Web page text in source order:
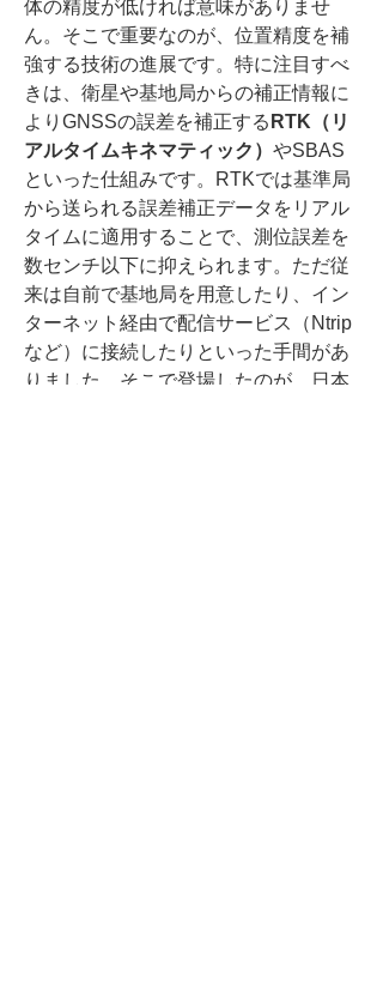
体の精度が低ければ意味がありませ
ん。そこで重要なのが、位置精度を補
強する技術の進展です。特に注目すべ
きは、衛星や基地局からの補正情報に
よりGNSSの誤差を補正する RTK（リ
アルタイムキネマティック） やSBAS
といった仕組みです。RTKでは基準局
から送られる誤差補正データをリアル
タイムに適用することで、測位誤差を
数センチ以下に抑えられます。ただ従
来は自前で基地局を用意したり、イン
ターネット経由で配信サービス（Ntrip
など）に接続したりといった手間があ
りました。そこで登場したのが、日本